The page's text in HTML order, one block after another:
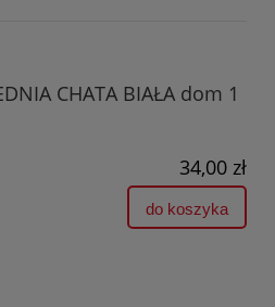
CHATA BIAŁA dom 1
34,00 zł
do koszyka